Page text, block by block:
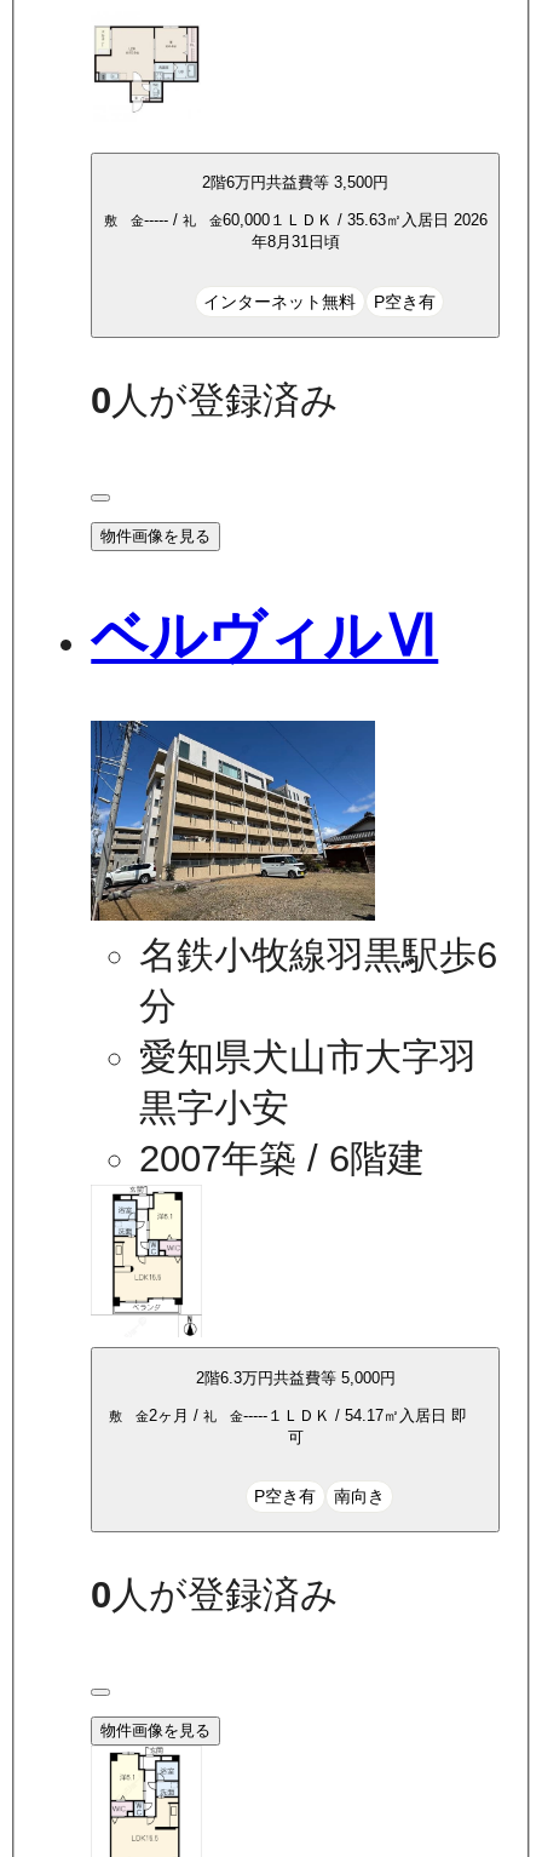
2階6万円共益費等 3,500円
敷 金-----/ 礼 金60,000１ＬＤＫ / 35.63㎡ 入居日 2026
年8月31日頃
インターネット無料 P空き有
0 人が登録済み
物件画像を見る
ベルヴィルⅥ
名鉄小牧線羽黒駅歩6
分
愛知県犬山市大字羽
黒字小安
2007年築 / 6階建
2階6.3万円共益費等 5,000円
敷 金2ヶ月 / 礼 金-----１ＬＤＫ / 54.17㎡ 入居日 即
可
P空き有 南向き
0人が登録済み
物件画像を見る